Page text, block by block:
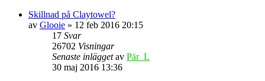
Skillnad på Claytowel?
av Glooie » 12 feb 2016 20:15
17 Svar
26702 Visningar
Senaste inläggetav Pär_L
30 maj 2016 13:36